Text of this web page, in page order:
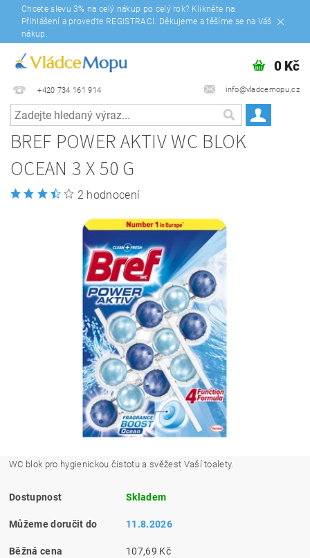
Chcete slevu 3% na celý nákup po celý rok? Klikněte na
Přihlášení a proveďte REGISTRACI. Děkujeme a těšíme se na Váš
nákup.
+420 734 161 914 info@vladcemopu.cz
0 Kč
BREF POWER AKTIV WC BLOK
OCEAN 3 X 50 G
2 hodnocení
WC blok pro hygienickou čistotu a svěžest Vaší toalety.
Dostupnost Skladem
Můžeme doručit do 11.8.2026
Běžná cena 107,69 Kč